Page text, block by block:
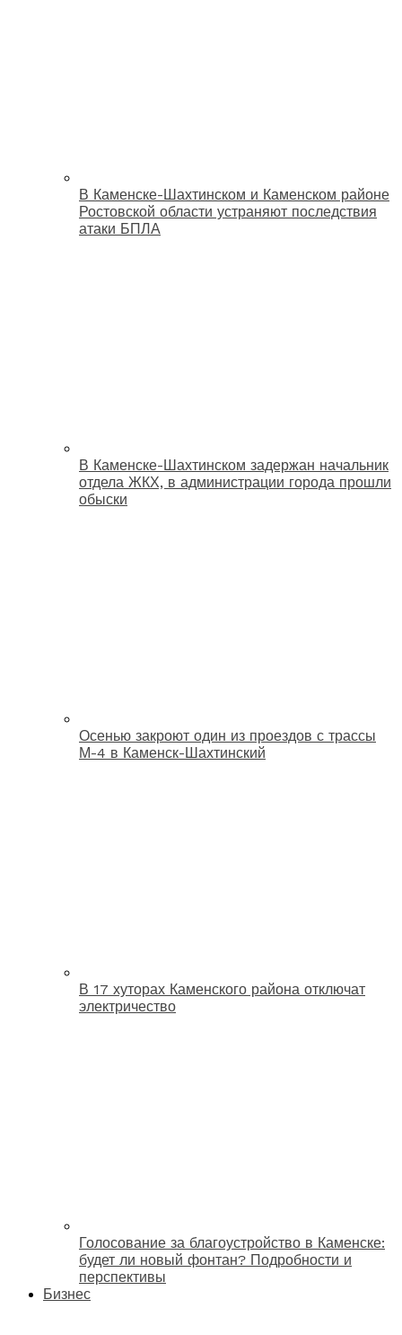
В Каменске-Шахтинском и Каменском районе
Ростовской области устраняют последствия
атаки БПЛА
В Каменске-Шахтинском задержан начальник
отдела ЖКХ, в администрации города прошли
обыски
Осенью закроют один из проездов с трассы
М-4 в Каменск-Шахтинский
В 17 хуторах Каменского района отключат
электричество
Голосование за благоустройство в Каменске:
будет ли новый фонтан? Подробности и
перспективы
Бизнес